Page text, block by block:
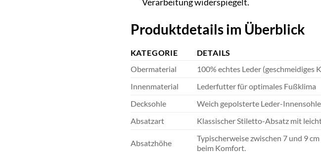
Produktdetails im Überblick
KATEGORIE
DETAILS
Obermaterial
100% echtes Leder (geschmeidiges
Innenmaterial
Lederfutter für optimales Fußklima
Decksohle
Weich gepolsterte Leder-
Absatzart
Klassischer Stiletto-Absatz mit
Absatzhöhe
Typischerweise zwischen 7 und 9
beim Komfort.